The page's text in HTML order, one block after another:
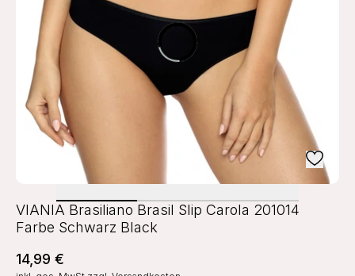
VIANIA Brasiliano Brasil Slip Carola 201014
Farbe Schwarz Black
14,99 €